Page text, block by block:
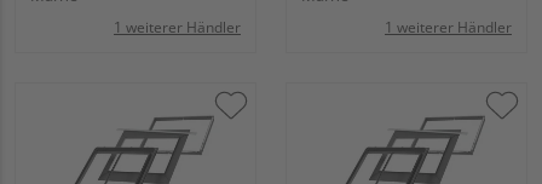
1 weiterer Händler 1 weiterer Händler